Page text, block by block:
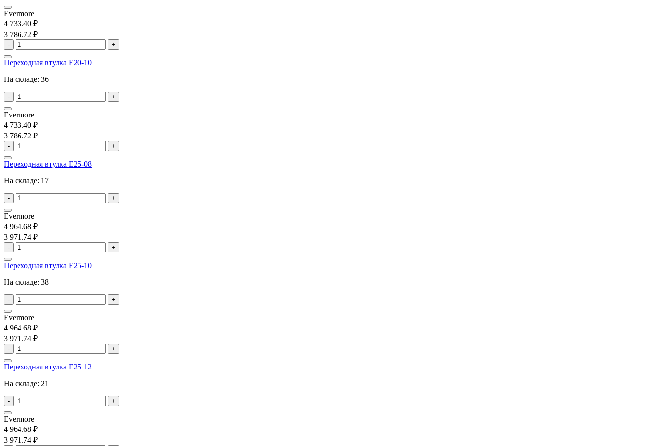
Evermore
4 733.40 ₽
3 786.72 ₽
- +
Переходная втулка E20-10
На складе: 36
- +
Evermore
4 733.40 ₽
3 786.72 ₽
- +
Переходная втулка E25-08
На складе: 17
- +
Evermore
4 964.68 ₽
3 971.74 ₽
- +
Переходная втулка E25-10
На складе: 38
- +
Evermore
4 964.68 ₽
3 971.74 ₽
- +
Переходная втулка E25-12
На складе: 21
- +
Evermore
4 964.68 ₽
3 971.74 ₽